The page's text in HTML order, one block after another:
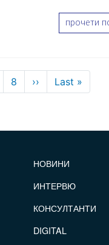
прочети
8 ›› Next page
Last »
НОВИНИ
ИНТЕРВЮ
КОНСУЛТАНТИ
DIGITAL